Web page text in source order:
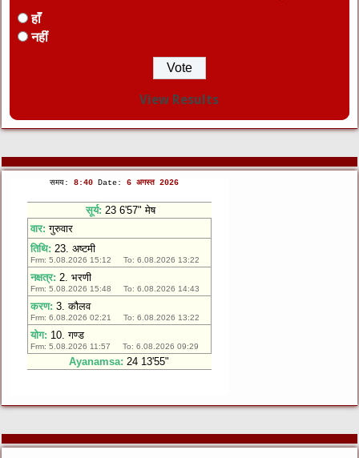
हाँ
नहीं
View Results